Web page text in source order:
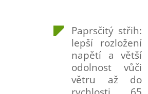
Paprsčitý střih:
lepší rozložení
napětí a větší
odolnost vůči
větru až do